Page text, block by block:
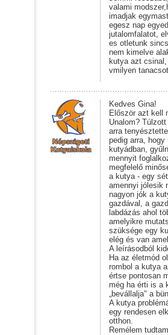
valami
imadjak
egesz nap
jutalomfalatot,
es otletunk
nem kimelve
kutya azt
vmilyen
Kedves Gina!
Először azt kell
Unalom?
arra
pedig arra,
kutyádban,
mennyit
megfelelő
a kutya - egy
amennyi jólesik
nagyon jók a
gazdával, a
labdázás ahol
amelyikre
szüksége egy
elég és van
A leírásodból
Ha az életmód
rombol a kutya
értse pontosan
még ha érti is a
„bevállalja" a
A kutya
egy rendesen
otthon.
Remélem